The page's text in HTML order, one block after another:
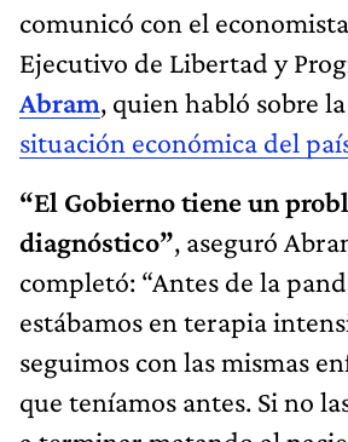
comunicó con el
Ejecutivo de Libertad y
Abram, quien habló sobre
situación económica del
“El Gobierno tiene un
diagnóstico”, aseguró
completó: “Antes de la
estábamos en terapia
seguimos con las mismas
que teníamos antes. Si no